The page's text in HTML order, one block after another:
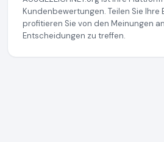
Kundenbewertungen. Teilen Sie Ihre
profitieren Sie von den Meinungen
Entscheidungen zu treffen.